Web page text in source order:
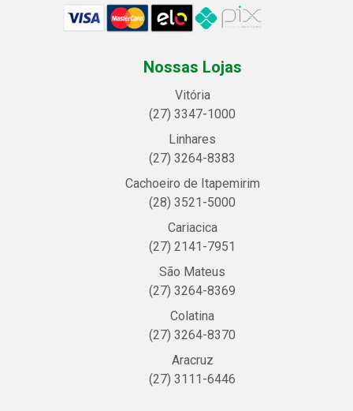
Nossas Lojas
Vitória
(27) 3347-1000
Linhares
(27) 3264-8383
Cachoeiro de Itapemirim
(28) 3521-5000
Cariacica
(27) 2141-7951
São Mateus
(27) 3264-8369
Colatina
(27) 3264-8370
Aracruz
(27) 3111-6446